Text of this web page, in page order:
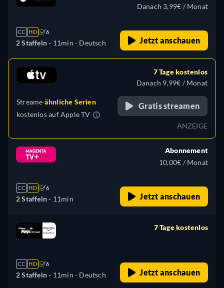
CC HD 6
2 Staffeln - 11min - Deutsch
Danach 3,99€ / Monat
Jetzt anschauen
Streame ähnliche Serien
kostenlos aufApple TV
7 Tage kostenlos
Danach 9,99€ / Monat
Gratis streamen
ANZEIGE
CC HD 6
2 Staffeln - 11min
Abonnement
10,00€ / Monat
Jetzt anschauen
CC HD 6
2 Staffeln - 11min - Deutsch
7 Tage kostenlos
Jetzt anschauen